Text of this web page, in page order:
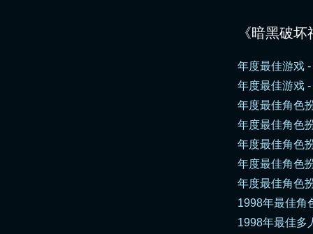
《暗黑破坏
年度最佳游戏 -
年度最佳游戏
年度最佳角色
年度最佳角色
年度最佳角色
年度最佳角色
年度最佳角色
1998年最佳角
1998年最佳多